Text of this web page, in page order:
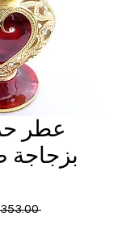
عطر
بزجاجة
‏353.00 US$